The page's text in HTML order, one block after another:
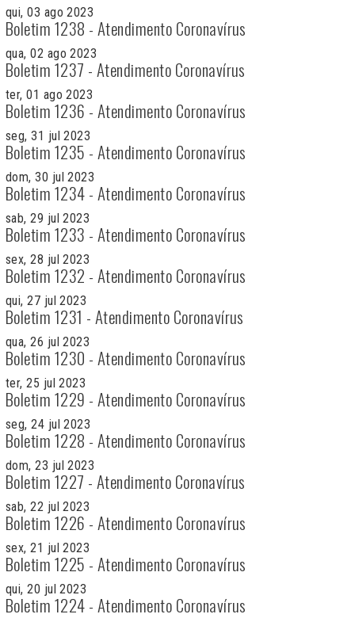
qui, 03 ago 2023
Boletim 1238 - Atendimento Coronavírus
qua, 02 ago 2023
Boletim 1237 - Atendimento Coronavírus
ter, 01 ago 2023
Boletim 1236 - Atendimento Coronavírus
seg, 31 jul 2023
Boletim 1235 - Atendimento Coronavírus
dom, 30 jul 2023
Boletim 1234 - Atendimento Coronavírus
sab, 29 jul 2023
Boletim 1233 - Atendimento Coronavírus
sex, 28 jul 2023
Boletim 1232 - Atendimento Coronavírus
qui, 27 jul 2023
Boletim 1231 - Atendimento Coronavírus
qua, 26 jul 2023
Boletim 1230 - Atendimento Coronavírus
ter, 25 jul 2023
Boletim 1229 - Atendimento Coronavírus
seg, 24 jul 2023
Boletim 1228 - Atendimento Coronavírus
dom, 23 jul 2023
Boletim 1227 - Atendimento Coronavírus
sab, 22 jul 2023
Boletim 1226 - Atendimento Coronavírus
sex, 21 jul 2023
Boletim 1225 - Atendimento Coronavírus
qui, 20 jul 2023
Boletim 1224 - Atendimento Coronavírus